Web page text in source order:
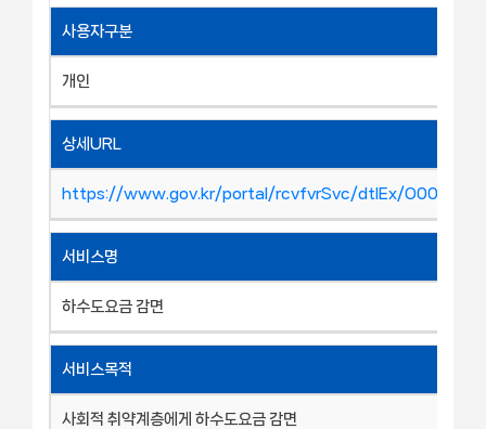
사용자구분
개인
상세URL
https://www.gov.kr/portal/rcvfvrSvc/dtlEx/
서비스명
하수도요금 감면
서비스목적
사회적 취약계층에게 하수도요금 감면